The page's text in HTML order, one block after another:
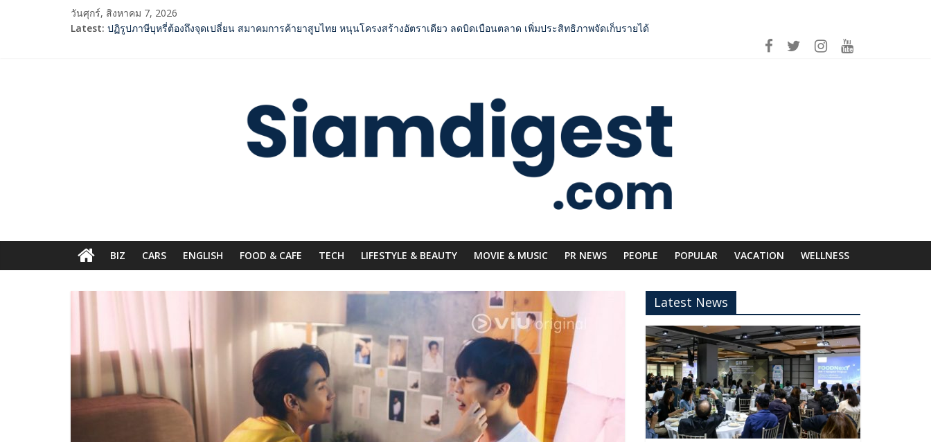
วันศุกร์, สิงหาคม 7, 2026
Latest: ปฏิรูปภาษีบุหรี่ต้องถึงจุดเปลี่ยน สมาคมการค้ายาสูบไทย หนุนโครงสร้างอัตราเดียว ลดบิดเบือนตลาด เพิ่มประสิทธิภาพจัดเก็บรายได้
BIZ CARS ENGLISH​ FOOD & CAFE TECH LIFESTYLE & BEAUTY MOVIE & MUSIC PR NEWS PEOPLE POPULAR VACATION WELLNESS
Latest News